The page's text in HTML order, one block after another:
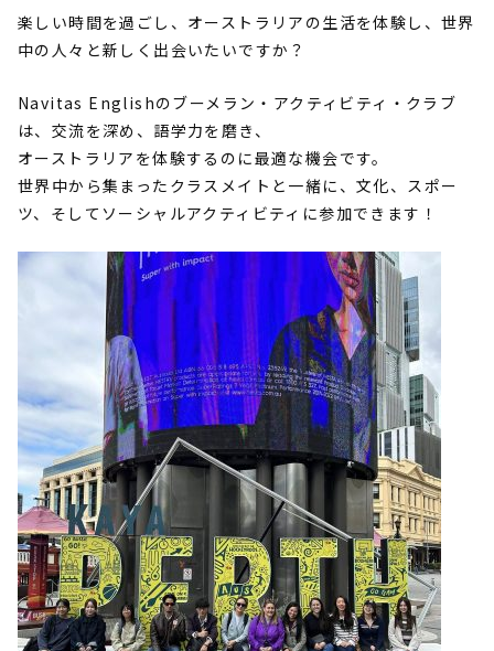
楽しい時間を過ごし、オーストラリアの生活を体験し、世界
中の人々と新しく出会いたいですか？
Navitas Englishのブーメラン・アクティビティ・クラブ
は、交流を深め、語学力を磨き、
オーストラリアを体験するのに最適な機会です。
世界中から集まったクラスメイトと一緒に、文化、スポー
ツ、そしてソーシャルアクティビティに参加できます！